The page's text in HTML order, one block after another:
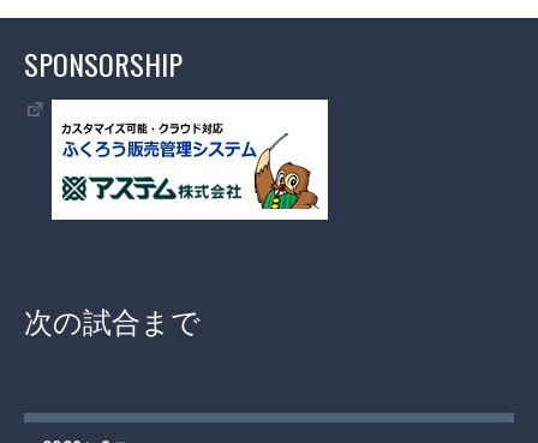
SPONSORSHIP
次の試合まで